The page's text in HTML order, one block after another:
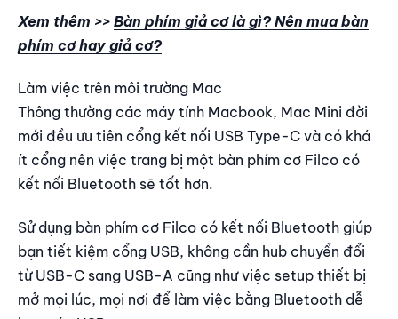
Xem thêm >> Bàn phím giả cơ là gì? Nên mua bàn
phím cơ hay giả cơ?
Làm việc trên môi trường Mac
Thông thường các máy tính Macbook, Mac Mini đời
mới đều ưu tiên cổng kết nối USB Type-C và có khá
ít cổng nên việc trang bị một bàn phím cơ Filco có
kết nối Bluetooth sẽ tốt hơn.
Sử dụng bàn phím cơ Filco có kết nối Bluetooth giúp
bạn tiết kiệm cổng USB, không cần hub chuyển đổi
từ USB-C sang USB-A cũng như việc setup thiết bị
mở mọi lúc, mọi nơi để làm việc bằng Bluetooth dễ